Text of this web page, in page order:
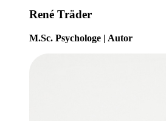
René Träder
M.Sc. Psychologe | Autor